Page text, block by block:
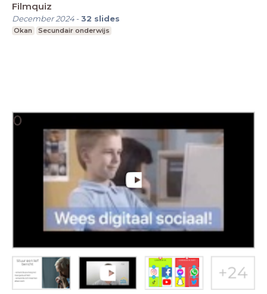
Filmquiz
December 2024-32 slides
Okan Secundair onderwijs